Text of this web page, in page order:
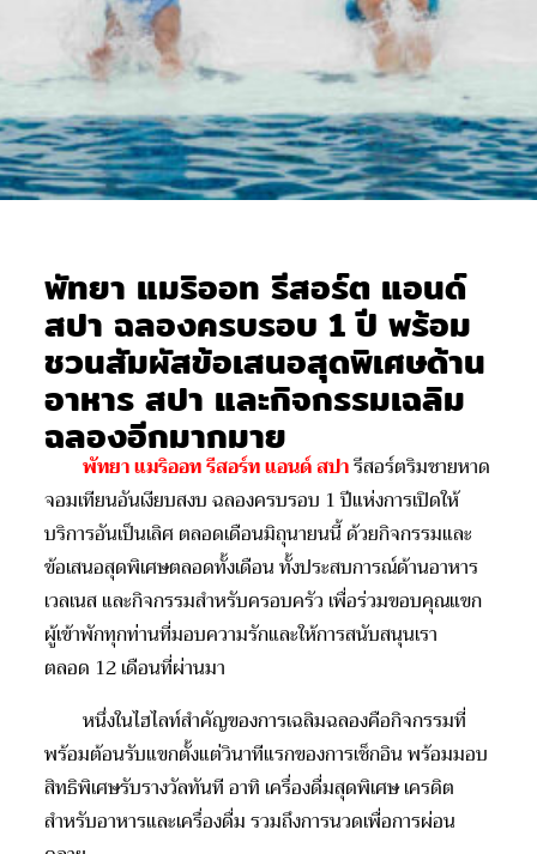
พัทยา แมริออท รีสอร์ต แอนด์
สปา ฉลองครบรอบ 1 ปี พร้อม
ชวนสัมผัสข้อเสนอสุดพิเศษด้าน
อาหาร สปา และกิจกรรมเฉลิม
ฉลองอีกมากมาย
พัทยา แมริออท รีสอร์ท แอนด์ สปารีสอร์ตริมชายหาด
จอมเทียนอันเงียบสงบฉลองครบรอบ 1ปีแห่งการเปิดให้
บริการอันเป็นเลิศ ตลอดเดือนมิถุนายนนี้ ด้วยกิจกรรมและ
ข้อเสนอสุดพิเศษตลอดทั้งเดือน ทั้งประสบการณ์ด้านอาหาร
เวลเนสและกิจกรรมสำหรับครอบครัว เพื่อร่วมขอบคุณแขก
ผู้เข้าพักทุกท่านที่มอบความรักและให้การสนับสนุนเรา
ตลอด 12เดือนที่ผ่านมา
หนึ่งในไฮไลท์สำคัญของการเฉลิมฉลองคือกิจกรรมที่
พร้อมต้อนรับแขกตั้งแต่วินาทีแรกของการเช็กอินพร้อมมอบ
สิทธิพิเศษรับรางวัลทันที อาทิ เครื่องดื่มสุดพิเศษ เครดิต
สำหรับอาหารและเครื่องดื่ม รวมถึงการนวดเพื่อการผ่อน